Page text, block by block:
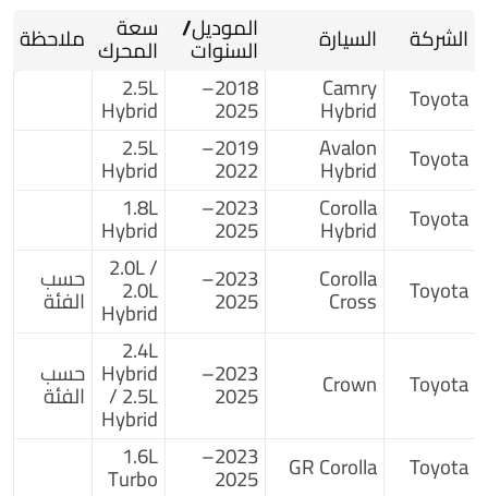
الشركة
السيارة الموديل/
السنوات
سعة
المحرك ملاحظة
Toyota
Camry
Hybrid
2018–
2025
2.5L
Hybrid
Toyota
Avalon
Hybrid
2019–
2022
2.5L
Hybrid
Toyota
Corolla
Hybrid
2023–
2025
1.8L
Hybrid
Toyota
Corolla
Cross
2023–
2025
2.0L /
2.0L
Hybrid
حسب
الفئة
Toyota
Crown
2023–
2025
2.4L
Hybrid
/ 2.5L
Hybrid
حسب
الفئة
Toyota
GR Corolla
2023–
2025
1.6L
Turbo